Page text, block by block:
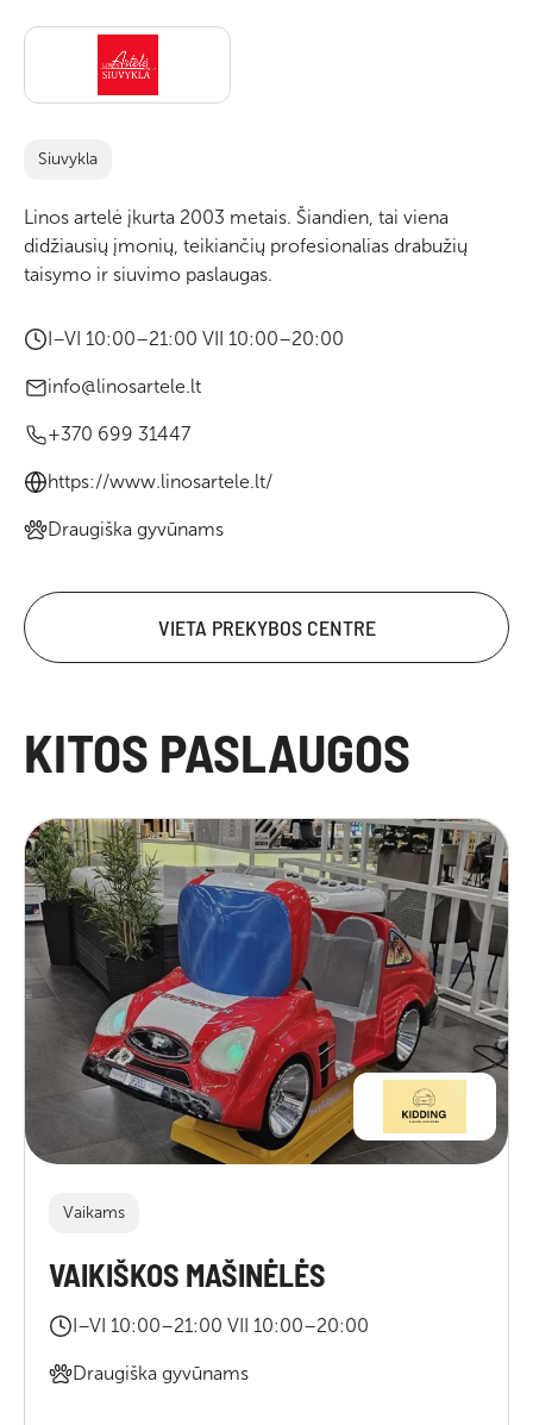
Siuvykla
Linos artelė įkurta 2003 metais. Šiandien, tai viena
didžiausių įmonių, teikiančių profesionalias drabužių
taisymo ir siuvimo paslaugas.
I–VI 10:00–21:00 VII 10:00–20:00
info@linosartele.lt
+370 699 31447
https://www.linosartele.lt/
Draugiška gyvūnams
VIETA PREKYBOS CENTRE
KITOS PASLAUGOS
Vaikams
VAIKIŠKOS MAŠINĖLĖS
I–VI 10:00–21:00 VII 10:00–20:00
Draugiška gyvūnams